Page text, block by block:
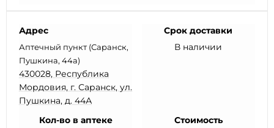
Адрес
Аптечный пункт (Саранск,
Пушкина, 44а)
430028, Республика
Мордовия, г. Саранск, ул.
Пушкина, д. 44А
Срок доставки
В наличии
Кол-во в аптеке Стоимость